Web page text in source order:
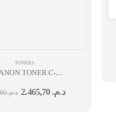
TONERS
TONER C-
د.م.2.900,80 د.م. 2.465,70